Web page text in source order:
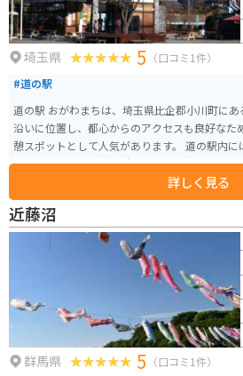
埼玉県 5 （口コミ1件）
#道の駅
道の駅 おがわまちは、埼玉県比企郡小川町に
沿いに位置し、都心からのアクセスも良好なた
憩スポットとして人気があります。 道の駅内には、地元の新鮮な野菜や果物
を販売する農産物直売所や、小川町の特産品で
芸品などを販売するショップがあります。 また、地元の食材を使った料理を
提供するレストランもあり、ランチや休憩に利
広く、休憩しやすい環境が整っています。 小川町は、歴史的な街並みが残る
「小川町の歴史的風致維持向上地区」や、国の
渓谷」など、見どころも多いエリアです。道
の観光を楽しむのもおすすめです。
詳しく見る
近藤沼
群馬県 5 （口コミ1件）